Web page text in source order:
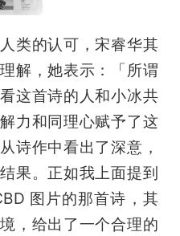
类的认可，宋睿华其
解，她表示：「所谓
这首诗的人和小冰共
力和同理心赋予了这
诗作中看出了深意，
果。正如我上面提到
图片的那首诗，其
，给出了一个合理的